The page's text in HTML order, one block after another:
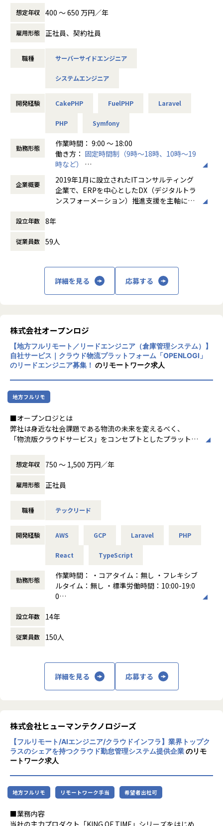
きっていない部分があります。その分、自分で整え・改善す
かりとコミュニケーションを取る、メリハリのある環境で
す。社員同士の1on1、LT・雑談会などオンラインの交流機
会は複数（週2時間程度）用意していますが、常に誰かと話
上記のコミュニケーションスタイルで満足できる方や、自ら
会社の定める範囲
の「プロジェクトチーム」の2チームに所属していただきま
・1案件フルコミット型／複数案件並行型の2パターンのプロ
は、それぞれの案件に少ボリュームずつ入る形となるため、
■業務の流れ・日々のコミュニケーション
・受託開発案件：クライアントへの要件ヒアリング → 技術
化 → 2週間単位のマイルストーン設定 → プロジェクトチー
ムで分担しながらタスク実行
・自社サービス：スクラム形式（週1〜2回のプランニング・
プランニング内容のタスク化 → デイリースタンドアッ
プ → チームで分担しながらタスク実行）
【プロジェクトにおけるコミュニケーション】
・朝会・昼会（デイリー）：持ちタスクの状況・課題・完了
予定・次のタスクを共有
・Slack：随時困りごとの相談や手が空いた際の声かけなど
・Discord / Slackハドル：議論が必要な内容、補足が必要な
複雑なレビュー、影響の大きい問題などは口頭で同期的にコ
オフィスへの出社がなく、全社員が全国各地の自宅から勤務
している「完全フルリモート」のため、オンラインで定期的
なコミュニケーションの機会を設けています。
・代表との1on1：入社後会社に馴染んでいただくためのサ
・チームリーダーとの1on1：業務の振り返りやキャリアに
ついての相談（案件アサインの相談含む）等を行っていま
す。
・社員同士の1on1：お互いの人となりを知り、業務を円滑に
回せるよう雑談をメインに実施しています。全員が一巡でき
るようサイクルを組んでいます。
・社員総会：年に1度、全員がオフラインで集まる場を設け
■入社後のリアル
フルリモートのため、常にお互いの状況を把握しきれないこ
ともあります。だからこそ、分からないこと・困っているこ
とを率直に伝えたり、早めにアラートを出していただくこと
【仕組みや制度は発展途上】
採用を始めてまだ数年のため、仕組みやドキュメントが整い
る裁量が大きく、提案がそのまま形になりやすい環境です。
【メリハリのある働き方】
す。社員同士の1on1、LT・雑談会などオンラインの交流機
会は複数（週2時間程度）用意していますが、常に誰かと話
していたい方には物足りないかもしれません。
【業務の変更の範囲】
会社の定める範囲
せするポジションです。
【募集背景】
当社では現在、大手電力会社向けWebシステム開発プロジェ
社会インフラを支える重要なシステムであり安定性・利便
現在、運用保守は別部隊が担当しており、今回募集するポジ
大手電力会社向けWebシステムを中心に、PHPを用いた開発
本ポジションでは、運用保守ではなく開発業務がメインとな
ります。
■具体的な業務内容
・PHPを用いたWebシステム開発
・既存システムの機能追加、改修
・新規機能開発
・詳細設計、プログラミング、テスト
・新規開発プロジェクトの企画、提案サポート
大手電力会社のWebシステムに携わるため、日々の暮らしや
企業活動を支える社会インフラ領域のシステム開発に関わる
ことができます。
②運用保守ではなく、開発業務がメイン
今回お任せしたいのは、PHPを用いたWebシステム開発で
す。
運用保守は別部隊が担当しているため、開発・改修・機能追
④リモート環境で開発に取り組める
リモート勤務が可能なため、場所に縛られず、チームと連携
しながら開発業務に取り組めます。
オンラインでのコミュニケーションやタスク管理を大切にし
ながら主体的に業務を進めていただきます。
今後は、大手電力会社向けのWebシステムだけでなく、複数
一つの案件だけでなく、PHP開発を軸にしながら幅広いWeb
今後AI活用が進む中で、コードを書く力だけでなく顧客の課
り重要になると考えています。
・この仕組みで業務を効率化できる
・この機能で利用者の利便性を高められる
・このシステムで新たな業務改善につなげられる
ます。
課題を発見し、新たなプロジェクトとして形にしていく。
開発だけでなく、顧客と向き合い、課題発見から提案、プロ
ジェクト創出まで担う、市場価値の高いエンジニアへ成長し
たい方にぜひ挑戦していただきたいと考えています
・システム開発経験1年以上
・PHPを用いた開発経験
・チームで円滑にコミュニケーションを取りながら業務を進
められる方
方
いきたい方
想定年収 400 〜 650 万円／年
雇用形態 正社員、契約社員
職種 サーバーサイドエンジニア
システムエンジニア
開発経験 CakePHP FuelPHP Laravel
PHP Symfony
勤務形態
作業時間： 9:00 〜 18:00
働き方： 固定時間制（9時～18時、10時～19
時など）
時間外労働の有無： 有（月平均5時間～20時
間）
休憩時間： 60分
企業概要
2019年1月に設立されたITコンサルティング
企業で、ERPを中心としたDX（デジタルトラ
ンスフォーメーション）推進支援を主軸に事
として、SAP S/4HANA導入・保守、業務改
用、セキュリティ、クリエイティブ領域まで
阪・大崎、さらにベトナム・ダナンにも拠点
を構え、国内外のプロジェクトに対応可能な
体制を整えている。少数精鋭ながら急成長を
ートナーとして企業の変革を支援している。
設立年数 8年
従業員数 59人
詳細を見る 応募する
株式会社オープンロジ
【地方フルリモート／リードエンジニア（倉庫管理システム）】
自社サービス｜クラウド物流プラットフォーム「OPENLOGI」
のリードエンジニア募集！ のリモートワーク求人
地方フルリモ
■オープンロジとは
弊社は身近な社会課題である物流の未来を変えるべく、
「物流版クラウドサービス」をコンセプトとしたプラットフ
データの活用によって、業界全体の最適化を目指す会社で
す。
物流は、あらゆる産業の営みを根底から支える社会の巨大な
物流が滞れば、医療も、教育も、あらゆる経済活動が麻痺し
しかし、その物流業界は今もなお構造的な課題を抱え、苦し
オープンロジはこの非常に難易度の高い業界の構造改革を、
実現に挑戦します。
「物流版クラウドサービス」による業界全体の最適化に向け
ーンとのつなぎこみ、そしてWMS（倉庫管理システム）のさ
仕様の複雑性：事業成長やステークホルダーの増加に伴い、
協働して、複雑なドメイン仕様を紐解き整理していくことが
求められています。
アーキテクチャの密結合：歴史的経緯からWMS機能が荷主側
機能と密結合になっており、拡張性を阻害しています。モジ
ュール化した新アーキテクチャへの移行を、チーム全体で加
速させていく必要があります。
方で、アウトプットの増加に伴い、品質をどう担保していく
想定年収 750 〜 1,500 万円／年
雇用形態 正社員
職種 テックリード
開発経験 AWS GCP Laravel PHP
React TypeScript
勤務形態
作業時間： ・コアタイム：無し ・フレキシブ
ルタイム：無し ・標準労働時間：10:00-19:0
0
時間外労働の有無： 有（月平均15時間）
設立年数 14年
従業員数 150人
詳細を見る 応募する
株式会社ヒューマンテクノロジーズ
【フルリモート/AIエンジニア/クラウドインフラ】業界トップク
ラスのシェアを持つクラウド勤怠管理システム提供企業のリモ
ートワーク求人
地方フルリモ リモートワーク手当 希望者出社可
■業務内容
当社の主力プロダクト「KING OF TIME」シリーズをはじめ